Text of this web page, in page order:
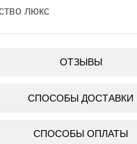
люкс
ОТЗЫВЫ
СПОСОБЫ ДОСТАВКИ
СПОСОБЫ ОПЛАТЫ